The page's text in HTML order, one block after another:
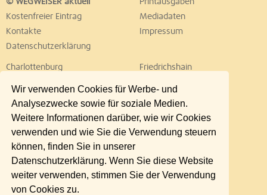
Wir verwenden Cookies für Werbe- und
Analysezwecke sowie für soziale Medien.
Weitere Informationen darüber, wie wir Cookies
verwenden und wie Sie die Verwendung steuern
können, finden Sie in unserer
Datenschutzerklärung. Wenn Sie diese Website
weiter verwenden, stimmen Sie der Verwendung
von Cookies zu.
© WEGWEISER aktuell
Printausgaben
Kostenfreier Eintrag
Mediadaten
Kontakte
Impressum
Datenschutzerklärung
Charlottenburg
Friedrichshain
Lichtenberg
Marzahn
Neukölln
Pankow
Reinickendorf
Schöneberg
Spandau
Steglitz
Tempelhof